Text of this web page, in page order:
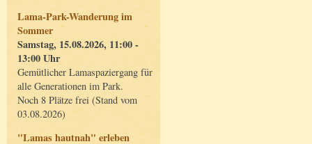
Lama-Park-Wanderung im
Sommer
Samstag, 15.08.2026, 11:00 -
13:00 Uhr
Gemütlicher Lamaspaziergang für
alle Generationen im Park.
Noch 8 Plätze frei (Stand vom
03.08.2026)
"Lamas hautnah" erleben